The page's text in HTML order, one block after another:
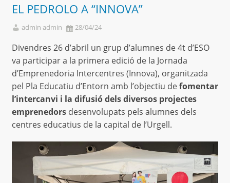
EL PEDROLO A “INNOVA”
admin admin 28/04/24
Divendres 26 d’abril un grup d’alumnes de 4t d’ESO
va participar a la primera edició de la Jornada
d’Emprenedoria Intercentres (Innova), organitzada
pel Pla Educatiu d’Entorn amb l’objectiu defomentar
l’intercanvi i la difusió dels diversos projectes
emprenedors desenvolupats pels alumnes dels
centres educatius de la capital de l’Urgell.